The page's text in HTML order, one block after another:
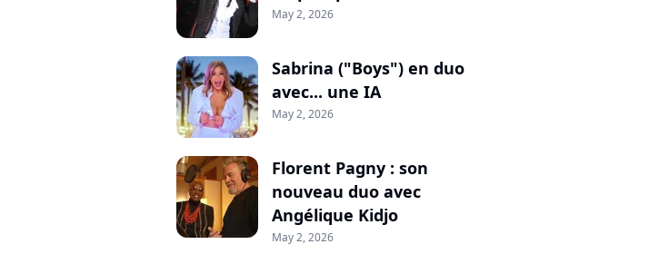
May 2, 2026
Sabrina ("Boys") en duo
avec... une IA
May 2, 2026
Florent Pagny : son
nouveau duo avec
Angélique Kidjo
May 2, 2026